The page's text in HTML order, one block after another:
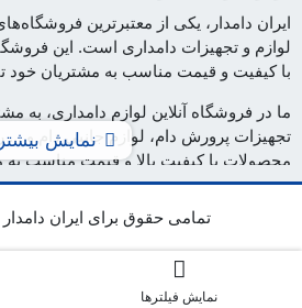
ایران دامدار، یکی از معتبرترین
لوازم و تجهیزات دامداری است. این
با کیفیت و قیمت مناسب به مشتریان
ما در فروشگاه آنلاین لوازم دامداری، به
تجهیزات پرورش دام، لوازم جانبی دام و ...
محصولات با کیفیت بالا و قیمت مناسب
با کیفیت، به رضایت مشتریان خود برسیم.
آماده پاسخگویی به سوالات و نیازهای
دنبال خرید لوازم دامداری با کیفیت و
ایران دامدار بهترین گزینه برای شماست.
نمایش بیشتر
تمامی حقوق برای ایران
نمایش فیلترها